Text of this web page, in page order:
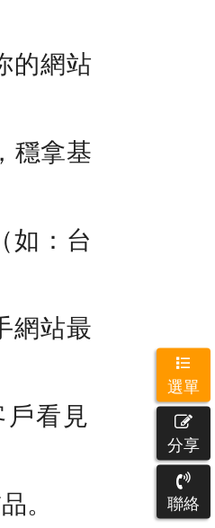
的網站
穩拿基
如：台
網站最
看見
。
選單
分享
聯絡